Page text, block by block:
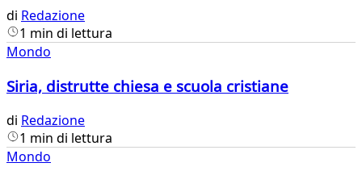
di Redazione
1 min di lettura
Mondo
Siria, distrutte chiesa e scuola cristiane
di Redazione
1 min di lettura
Mondo